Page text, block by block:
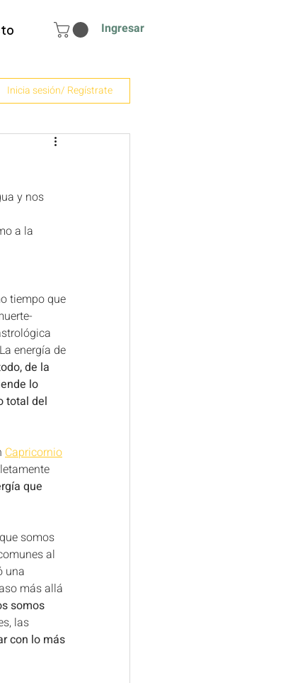
Ingresar
Inicia sesión/ Regístrate
y nos
a la
tiempo que
energía de
de la
lo
total del
Capricornio
que
somos
al
una
más allá
somos
las
con lo más